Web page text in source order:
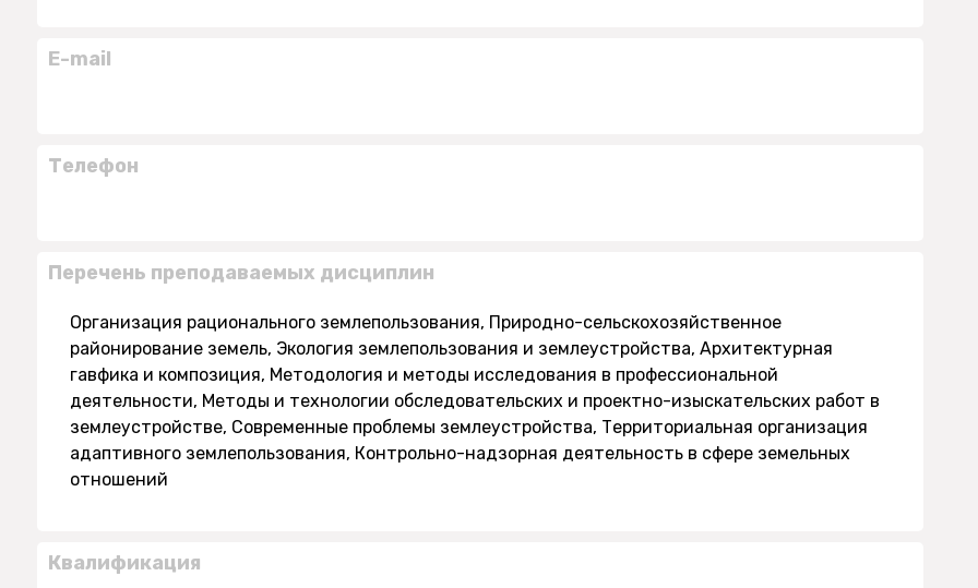
E-mail
Телефон
Перечень преподаваемых дисциплин
Организация рационального землепользования, Природно-сельскохозяйственное
районирование земель, Экология землепользования и землеустройства, Архитектурная
гавфика и композиция, Методология и методы исследования в профессиональной
деятельности, Методы и технологии обследовательских и проектно-изыскательских работ в
землеустройстве, Современные проблемы землеустройства, Территориальная организация
адаптивного землепользования, Контрольно-надзорная деятельность в сфере земельных
отношений
Квалификация